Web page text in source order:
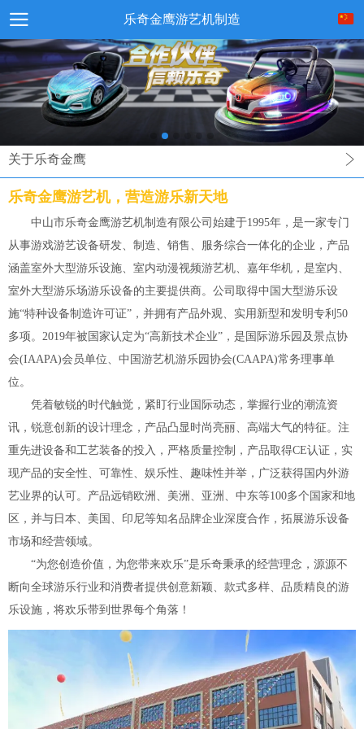
乐奇金鹰游艺机制造
关于乐奇金鹰
乐奇金鹰游艺机，营造游乐新天地
中山市乐奇金鹰游艺机制造有限公司始建于1995年，是一家专门
从事游戏游艺设备研发、制造、销售、服务综合一体化的企业，产品
涵盖室外大型游乐设施、室内动漫视频游艺机、嘉年华机，是室内、
室外大型游乐场游乐设备的主要提供商。公司取得中国大型游乐设
施“特种设备制造许可证”，并拥有产品外观、实用新型和发明专利50
多项。2019年被国家认定为“高新技术企业”，是国际游乐园及景点协
会(IAAPA)会员单位、中国游艺机游乐园协会(CAAPA)常务理事单
位。
凭着敏锐的时代触觉，紧盯行业国际动态，掌握行业的潮流资
讯，锐意创新的设计理念，产品凸显时尚亮丽、高端大气的特征。注
重先进设备和工艺装备的投入，严格质量控制，产品取得CE认证，实
现产品的安全性、可靠性、娱乐性、趣味性并举，广泛获得国内外游
艺业界的认可。产品远销欧洲、美洲、亚洲、中东等100多个国家和地
区，并与日本、美国、印尼等知名品牌企业深度合作，拓展游乐设备
市场和经营领域。
“为您创造价值，为您带来欢乐”是乐奇秉承的经营理念，源源不
断向全球游乐行业和消费者提供创意新颖、款式多样、品质精良的游
乐设施，将欢乐带到世界每个角落！